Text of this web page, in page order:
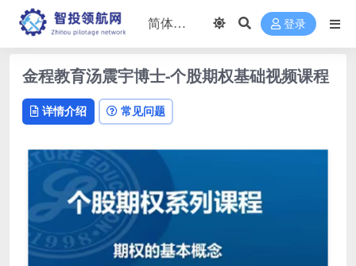
登录
金程教育汤震宇博士-个股期权基础视频课程
详情介绍 常见问题